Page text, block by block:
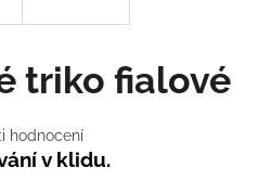
hodnocení
triko fialové
v klidu.